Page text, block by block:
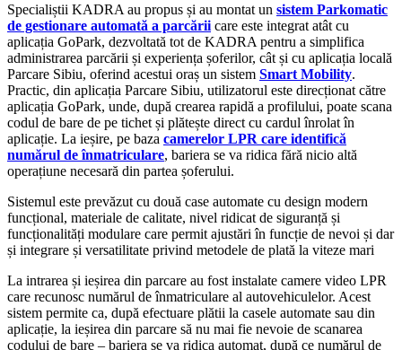
Specialiștii KADRA au propus și au montat un sistem Parkomatic
de gestionare automată a parcării care este integrat atât cu
aplicația GoPark, dezvoltată tot de KADRA pentru a simplifica
administrarea parcării și experiența șoferilor, cât și cu aplicația locală
Parcare Sibiu, oferind acestui oraș un sistem Smart Mobility.
Practic, din aplicația Parcare Sibiu, utilizatorul este direcționat către
aplicația GoPark, unde, după crearea rapidă a profilului, poate scana
codul de bare de pe tichet și plătește direct cu cardul înrolat în
aplicație. La ieșire, pe baza camerelor LPR care identifică
numărul de înmatriculare, bariera se va ridica fără nicio altă
operațiune necesară din partea șoferului.
Sistemul este prevăzut cu două case automate cu design modern
funcțional, materiale de calitate, nivel ridicat de siguranță și
funcționalități modulare care permit ajustări în funcție de nevoi și dar
și integrare și versatilitate privind metodele de plată la viteze mari
La intrarea și ieșirea din parcare au fost instalate camere video LPR
care recunosc numărul de înmatriculare al autovehiculelor. Acest
sistem permite ca, după efectuare plătii la casele automate sau din
aplicație, la ieșirea din parcare să nu mai fie nevoie de scanarea
codului de bare – bariera se va ridica automat, după ce numărul de